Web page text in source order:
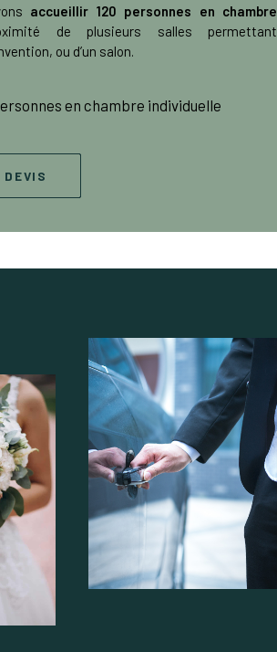
accueillir 120 personnes en chambre
de plusieurs salles permettant
ou d’un salon.
en chambre individuelle
DEVIS